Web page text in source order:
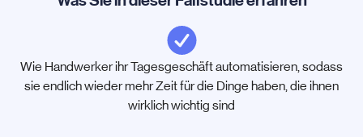
Wie Handwerker ihr Tagesgeschäft automatisieren, sodass
sie endlich wieder mehr Zeit für die Dinge haben, die ihnen
wirklich wichtig sind